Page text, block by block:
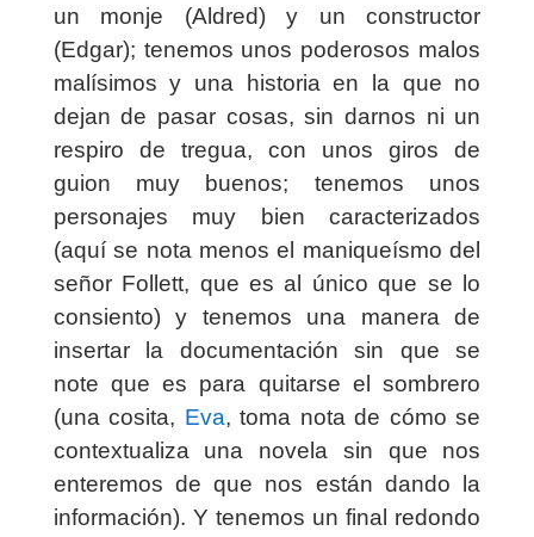
un monje (Aldred) y un constructor
(Edgar); tenemos unos poderosos malos
malísimos y una historia en la que no
dejan de pasar cosas, sin darnos ni un
respiro de tregua, con unos giros de
guion muy buenos; tenemos unos
personajes muy bien caracterizados
(aquí se nota menos el maniqueísmo del
señor Follett, que es al único que se lo
consiento) y tenemos una manera de
insertar la documentación sin que se
note que es para quitarse el sombrero
(una cosita, Eva, toma nota de cómo se
contextualiza una novela sin que nos
enteremos de que nos están dando la
información). Y tenemos un final redondo